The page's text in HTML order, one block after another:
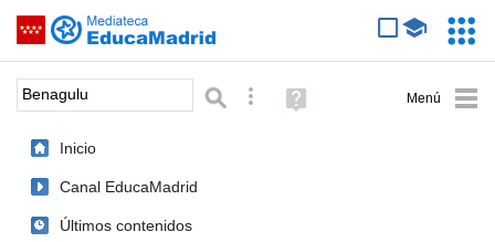
Saltar navegación
Palabra o frase: Búsqueda avanzada
Ayuda
(en
Inicio
Canal EducaMadrid
Últimos contenidos